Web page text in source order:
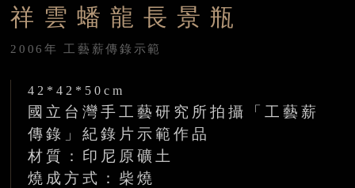
祥雲蟠龍長景瓶
2006年 工藝薪傳錄示範
42*42*50cm
國立台灣手工藝研究所拍攝「工藝薪
傳錄」紀錄片示範作品
材質：印尼原礦土
燒成方式：柴燒